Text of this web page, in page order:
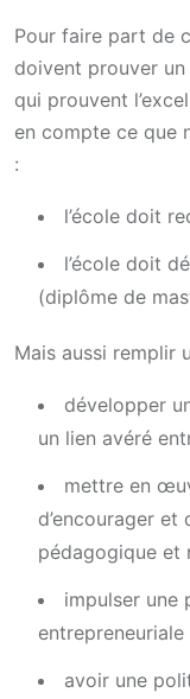
Pour faire part de
doivent prouver
qui prouvent
en compte ce que
:
l’école doit
l’école doit
(diplôme de
Mais aussi remplir
développer
un lien avéré
mettre en
d’encourager et
pédagogique et
impulser une
avoir une